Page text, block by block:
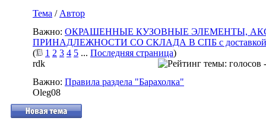
Тема / Автор
Важно: ОКРАШЕННЫЕ КУЗОВНЫЕ ЭЛЕМЕНТЫ,
ПРИНАДЛЕЖНОСТИ СО СКЛАДА В СПБ с доставкой
(
1 2 3 4 5 ... Последняя страница)
rdk
Важно: Правила раздела "Барахолка"
Oleg08